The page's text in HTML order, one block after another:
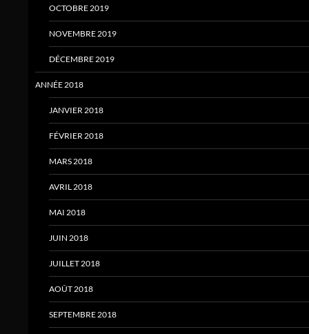
OCTOBRE 2019
NOVEMBRE 2019
DÉCEMBRE 2019
ANNÉE 2018
JANVIER 2018
FÉVRIER 2018
MARS 2018
AVRIL 2018
MAI 2018
JUIN 2018
JUILLET 2018
AOÛT 2018
SEPTEMBRE 2018